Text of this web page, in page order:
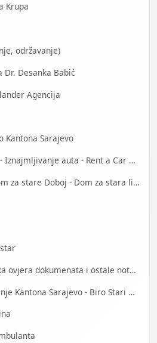
Krupa
održavanje)
Desanka Babić
Agencija
Kantona Sarajevo
Car Rental - Mietwagen - Iznajmljivanje auta - Rent a Car Bihać
Starački dom Doboj - Dom za stare Doboj - Dom za stara lica Doboj
Notar Sarajevo - notarska ovjera dokumenata i ostale notarske usluge
J.U. Služba za zapošljavanje Kantona Sarajevo - Biro Stari Grad